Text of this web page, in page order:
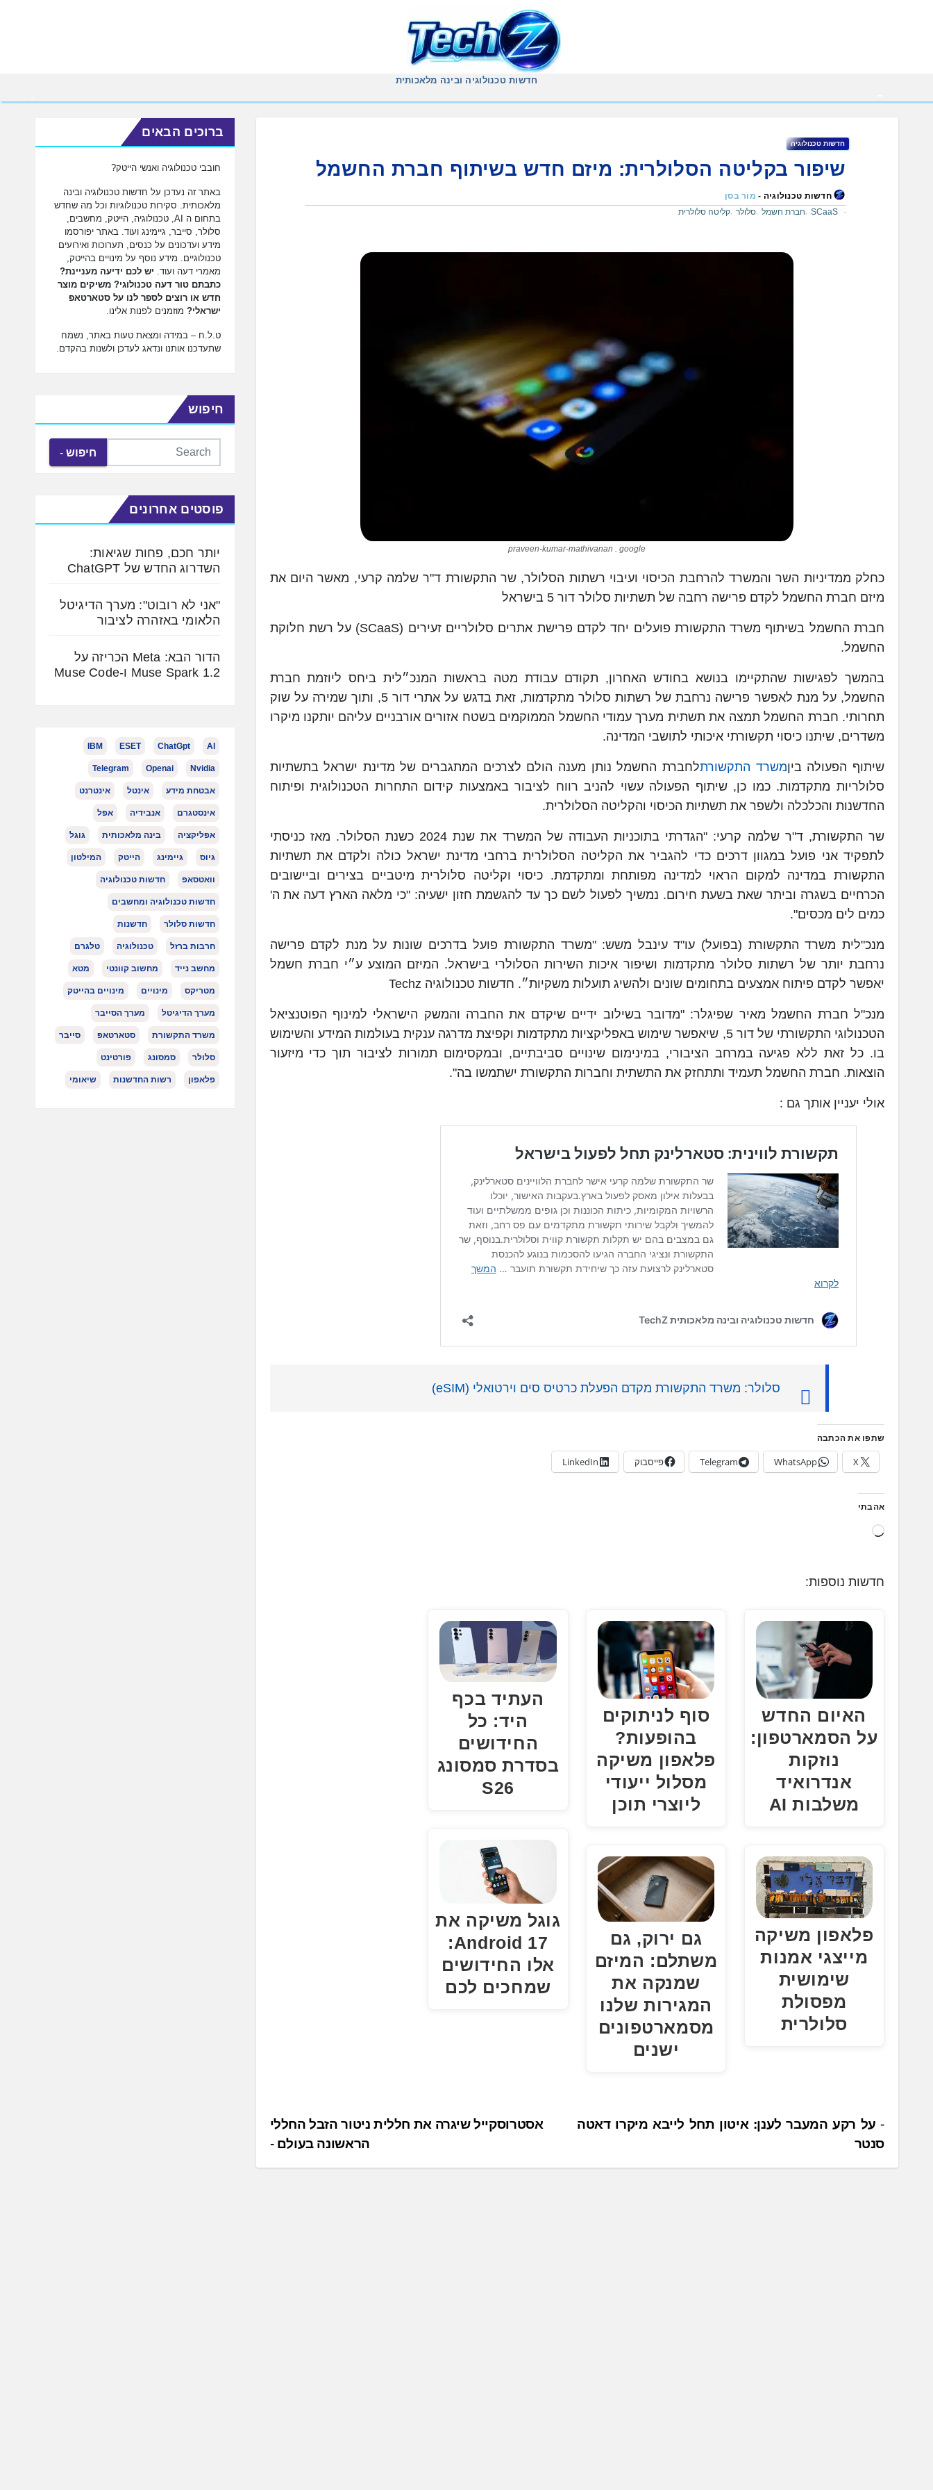
חדשות טכנולוגיה ובינה מלאכותית
חדשות טכנולוגיה
שיפור בקליטה הסלולרית: מיזם חדש בשיתוף חברת החשמל
חדשות טכנולוגיה - מור בסן
SCaaS
,חברת חשמל ,סלולר ,קליטה סלולרית
praveen-kumar-mathivanan . google
כחלק ממדיניות השר והמשרד להרחבת הכיסוי ועיבוי רשתות הסלולר, שר התקשורת ד"ר שלמה קרעי, מאשר היום את
מיזם חברת החשמל לקדם פרישה רחבה של תשתיות סלולר דור 5 בישראל
חברת החשמל בשיתוף משרד התקשורת פועלים יחד לקדם פרישת אתרים סלולריים זעירים (SCaaS) על רשת חלוקת
החשמל.
בהמשך לפגישות שהתקיימו בנושא בחודש האחרון, תקודם עבודת מטה בראשות המנכ״לית ביחס ליוזמת חברת
החשמל, על מנת לאפשר פרישה נרחבת של רשתות סלולר מתקדמות, זאת בדגש על אתרי דור 5, ותוך שמירה על שוק
תחרותי. חברת החשמל תמצה את תשתית מערך עמודי החשמל הממוקמים בשטח אזורים אורבניים עליהם יותקנו מיקרו
משדרים, שיתנו כיסוי תקשורתי איכותי לתושבי המדינה.
שיתוף הפעולה ביןמשרד התקשורתלחברת החשמל נותן מענה הולם לצרכים המתגברים של מדינת ישראל בתשתיות
סלולריות מתקדמות. כמו כן, שיתוף הפעולה עשוי להניב רווח לציבור באמצעות קידום התחרות הטכנולוגית ופיתוח
החדשנות והכלכלה ולשפר את תשתיות הכיסוי והקליטה הסלולרית.
שר התקשורת, ד"ר שלמה קרעי: "הגדרתי בתוכניות העבודה של המשרד את שנת 2024 כשנת הסלולר. מאז כניסתי
לתפקיד אני פועל במגוון דרכים כדי להגביר את הקליטה הסלולרית ברחבי מדינת ישראל כולה ולקדם את תשתיות
התקשורת במדינה למקום הראוי למדינה מפותחת ומתקדמת. כיסוי וקליטה סלולרית מיטביים בצירים וביישובים
הכרחיים בשגרה וביתר שאת בשעת חירום. נמשיך לפעול לשם כך עד להגשמת חזון ישעיה: "כי מלאה הארץ דעה את ה'
כמים לים מכסים".
מנכ"לית משרד התקשורת (בפועל) עו"ד עינבל משש: "משרד התקשורת פועל בדרכים שונות על מנת לקדם פרישה
נרחבת יותר של רשתות סלולר מתקדמות ושיפור איכות השירות הסלולרי בישראל. המיזם המוצע ע״י חברת חשמל
יאפשר לקדם פיתוח אמצעים בתחומים שונים ולהשיג תועלות משקיות״. חדשות טכנולוגיה Techz
מנכ"ל חברת החשמל מאיר שפיגלר: "מדובר בשילוב ידיים שיקדם את החברה והמשק הישראלי למינוף הפוטנציאל
הטכנולוגי התקשורתי של דור 5, שיאפשר שימוש באפליקציות מתקדמות וקפיצת מדרגה ענקית בעולמות המידע והשימוש
בו. כל זאת ללא פגיעה במרחב הציבורי, במינימום שינויים סביבתיים, ובמקסימום תמורות לציבור תוך כדי מיזעור
הוצאות. חברת החשמל תעמיד ותתחזק את התשתית וחברות התקשורת ישתמשו בה".
אולי יעניין אותך גם :
סלולר: משרד התקשורת מקדם הפעלת כרטיס סים וירטואלי (eSIM)
שתפו את הכתבה
X
WhatsApp
Telegram פייסבוק LinkedIn
אהבתי
ט
.
חדשות נוספות:
האיום החדש
על הסמארטפון:
נוזקות
אנדרואיד
משלבות AI
פלאפון משיקה
מייצגי אמנות
שימושית
מפסולת
סלולרית
סוף לניתוקים
בהופעות?
פלאפון משיקה
מסלול ייעודי
ליוצרי תוכן
גם ירוק, גם
משתלם: המיזם
שמנקה את
המגירות שלנו
מסמארטפונים
ישנים
העתיד בכף
היד: כל
החידושים
בסדרת סמסונג
S26
גוגל משיקה את
Android 17:
אלו החידושים
שמחכים לכם
נ
י
ו
אסטרוסקייל שיגרה את חללית ניטור הזבל החללי
הראשונה בעולם
על רקע המעבר לענן: איטון תחל לייבא מיקרו דאטה
סנטר
ברוכים הבאים
חובבי טכנולוגיה ואנשי הייטק?
באתר זה נעדכן על חדשות טכנולוגיה ובינה
מלאכותית. סקירות טכנולוגיות וכל מה שחדש
בתחום ה AI, טכנולוגיה, הייטק, מחשבים,
סלולר, סייבר, גיימינג ועוד. באתר יפורסמו
מידע ועדכונים על כנסים, תערוכות ואירועים
טכנולוגיים. מידע נוסף על מינויים בהייטק,
מאמרי דעה ועוד. יש לכם ידיעה מעניינת?
כתבתם טור דעה טכנולוגי? משיקים מוצר
חדש או רוצים לספר לנו על סטארטאפ
ישראלי? מוזמנים לפנות אלינו.
ט.ל.ח – במידה ומצאת טעות באתר, נשמח
שתעדכנו אותנו ונדאג לעדכן ולשנות בהקדם.
חיפוש
חיפוש
פוסטים אחרונים
יותר חכם, פחות שגיאות:
השדרוג החדש של ChatGPT
"אני לא רובוט": מערך הדיגיטל
הלאומי באזהרה לציבור
הדור הבא: Meta הכריזה על
Muse Spark 1.2 ו-Muse Code
AI
ChatGpt
ESET
IBM
Nvidia
Openai
Telegram
אבטחת מידע אינטל אינטרנט
אינסטגרם אנבידיה אפל
אפליקציה בינה מלאכותית גוגל
גיוס גיימינג הייטק המילטון
וואטסאפ חדשות טכנולוגיה
חדשות טכנולוגיה ומחשבים
חדשות סלולר חדשנות
חרבות ברזל טכנולוגיה טלגרם
מחשב נייד מחשוב קוונטי מטא
מטריקס מינויים מינויים בהייטק
מערך הדיגיטל מערך הסייבר
משרד התקשורת סטארטאפ סייבר
סלולר סמסונג פורטינט
פלאפון רשות החדשנות שיאומי